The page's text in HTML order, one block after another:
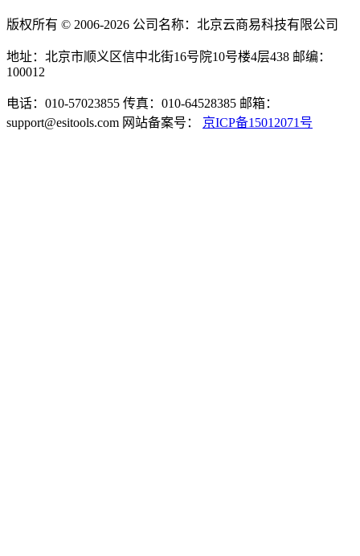
版权所有 © 2006-2026 公司名称：北京云商易科技有限公司
地址：北京市顺义区信中北街16号院10号楼4层438 邮编：
100012
电话：010-57023855 传真：010-64528385 邮箱：
support@esitools.com 网站备案号： 京ICP备15012071号